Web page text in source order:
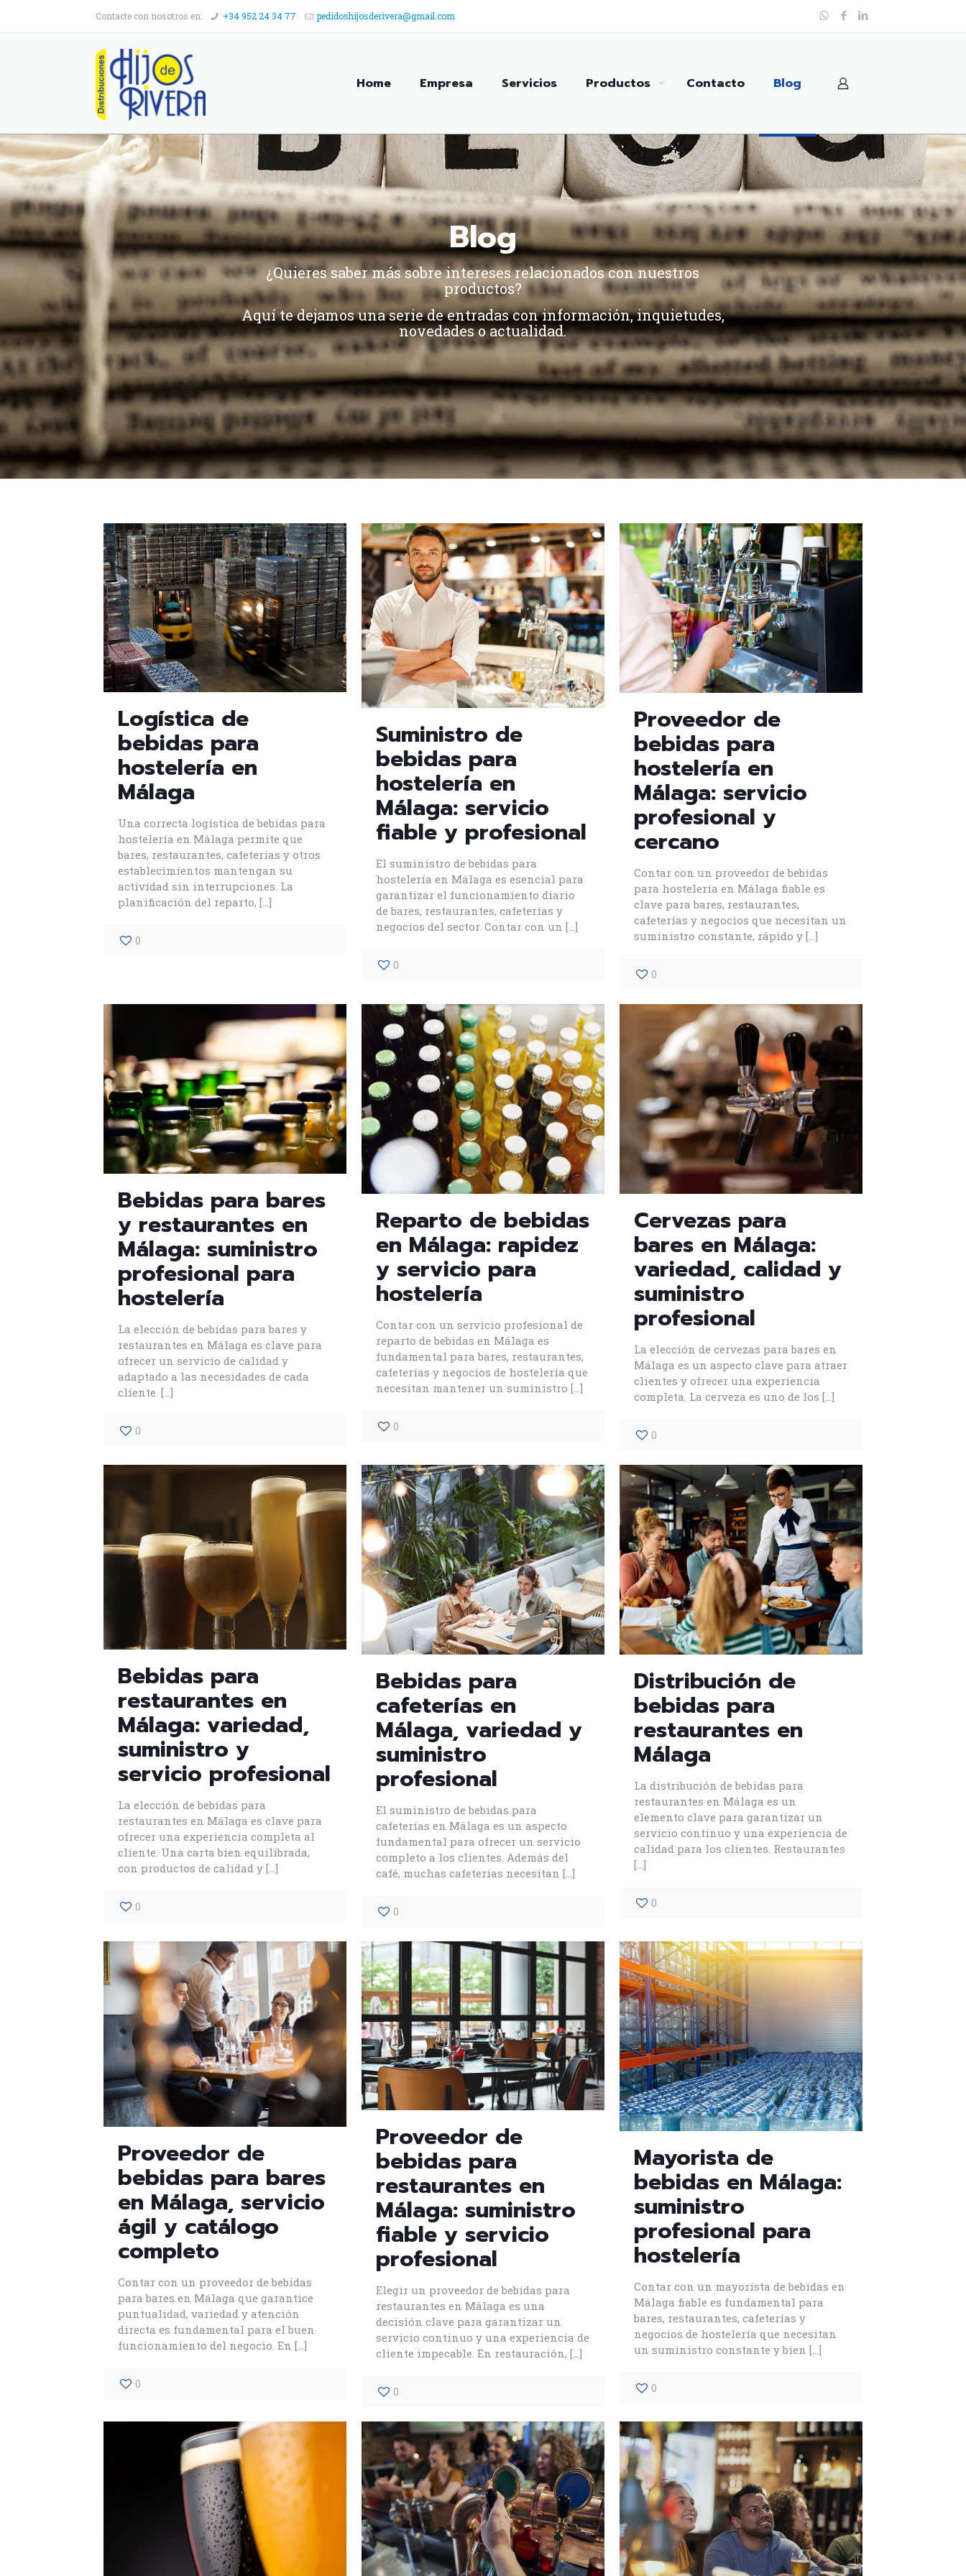
Contacte con nosotros en: +34 952 24 34 77 pedidoshijosderivera@gmail.com
Home Empresa Servicios Productos Contacto Blog
Blog
¿Quieres saber más sobre intereses relacionados con nuestros
productos?
Aquí te dejamos una serie de entradas con información, inquietudes,
novedades o actualidad.
Logística de
bebidas para
hostelería en
Málaga
Una correcta logística de bebidas para
hostelería en Málaga permite que
bares, restaurantes, cafeterías y otros
establecimientos mantengan su
actividad sin interrupciones. La
planificación del reparto, […]
0
Suministro de
bebidas para
hostelería en
Málaga: servicio
fiable y profesional
El suministro de bebidas para
hostelería en Málaga es esencial para
garantizar el funcionamiento diario
de bares, restaurantes, cafeterías y
negocios del sector. Contar con un […]
0
Proveedor de
bebidas para
hostelería en
Málaga: servicio
profesional y
cercano
Contar con un proveedor de bebidas
para hostelería en Málaga fiable es
clave para bares, restaurantes,
cafeterías y negocios que necesitan un
suministro constante, rápido y […]
0
Bebidas para bares
y restaurantes en
Málaga: suministro
profesional para
hostelería
La elección de bebidas para bares y
restaurantes en Málaga es clave para
ofrecer un servicio de calidad y
adaptado a las necesidades de cada
cliente. […]
0
Reparto de bebidas
en Málaga: rapidez
y servicio para
hostelería
Contar con un servicio profesional de
reparto de bebidas en Málaga es
fundamental para bares, restaurantes,
cafeterías y negocios de hostelería que
necesitan mantener un suministro […]
0
Cervezas para
bares en Málaga:
variedad, calidad y
suministro
profesional
La elección de cervezas para bares en
Málaga es un aspecto clave para atraer
clientes y ofrecer una experiencia
completa. La cerveza es uno de los […]
0
Bebidas para
restaurantes en
Málaga: variedad,
suministro y
servicio profesional
La elección de bebidas para
restaurantes en Málaga es clave para
ofrecer una experiencia completa al
cliente. Una carta bien equilibrada,
con productos de calidad y[…]
0
Bebidas para
cafeterías en
Málaga, variedad y
suministro
profesional
El suministro de bebidas para
cafeterías en Málaga es un aspecto
fundamental para ofrecer un servicio
completo a los clientes. Además del
café, muchas cafeterías necesitan […]
0
Distribución de
bebidas para
restaurantes en
Málaga
La distribución de bebidas para
restaurantes en Málaga es un
elemento clave para garantizar un
servicio continuo y una experiencia de
calidad para los clientes. Restaurantes
[…]
0
Proveedor de
bebidas para bares
en Málaga, servicio
ágil y catálogo
completo
Contar con un proveedor de bebidas
para bares en Málaga que garantice
puntualidad, variedad y atención
directa es fundamental para el buen
funcionamiento del negocio. En […]
0
Proveedor de
bebidas para
restaurantes en
Málaga: suministro
fiable y servicio
profesional
Elegir un proveedor de bebidas para
restaurantes en Málaga es una
decisión clave para garantizar un
servicio continuo y una experiencia de
cliente impecable. En restauración, […]
0
Mayorista de
bebidas en Málaga:
suministro
profesional para
hostelería
Contar con un mayorista de bebidas en
Málaga fiable es fundamental para
bares, restaurantes, cafeterías y
negocios de hostelería que necesitan
un suministro constante y bien […]
0